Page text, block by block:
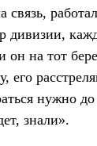
связь,
дивизии,
он на тот
его
нужно
знали».